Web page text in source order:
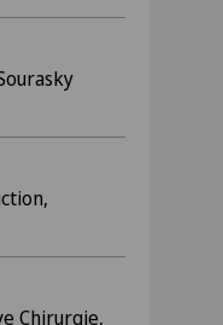
Chirurgie,